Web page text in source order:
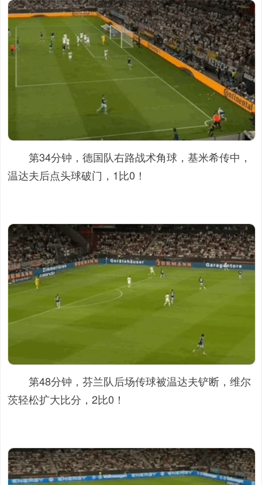
第34分钟，德国队右路战术角球，基米希传中，
温达夫后点头球破门，1比0！
第48分钟，芬兰队后场传球被温达夫铲断，维尔
茨轻松扩大比分，2比0！